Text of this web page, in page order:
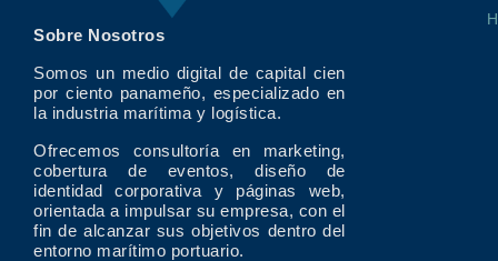
Sobre Nosotros
Somos un medio digital de capital cien
por ciento panameño, especializado en
la industria marítima y logística.
Ofrecemos consultoría en marketing,
cobertura de eventos, diseño de
identidad corporativa y páginas web,
orientada a impulsar su empresa, con el
fin de alcanzar sus objetivos dentro del
entorno marítimo portuario.